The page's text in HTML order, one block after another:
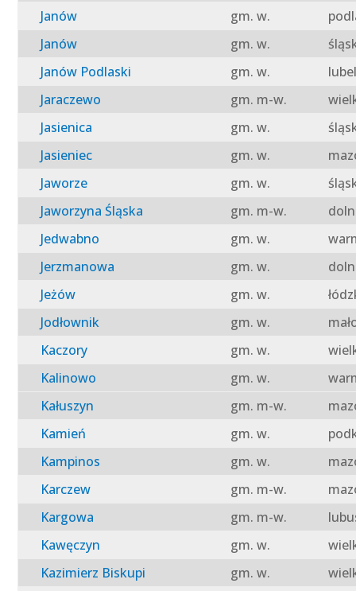
Janów gm. w.
Janów
gm. w.
Janów Podlaski
gm. w.
Jaraczewo
gm. m-w.
Jasienica
gm. w.
Jasieniec
gm. w.
Jaworze
gm. w.
Jaworzyna Śląska
gm. m-w.
Jedwabno
gm. w.
Jerzmanowa
gm. w.
Jeżów
gm. w.
Jodłownik
gm. w.
Kaczory
gm. w.
Kalinowo
gm. w.
Kałuszyn
gm. m-w.
Kamień
gm. w.
Kampinos
gm. w.
Karczew
gm. m-w.
Kargowa
gm. m-w.
Kawęczyn
gm. w.
Kazimierz Biskupi
gm. w.